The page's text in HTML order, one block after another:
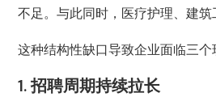
不足。与此同时，医疗护理、建筑
这种结构性缺口导致企业面临三个
1. 招聘周期持续拉长